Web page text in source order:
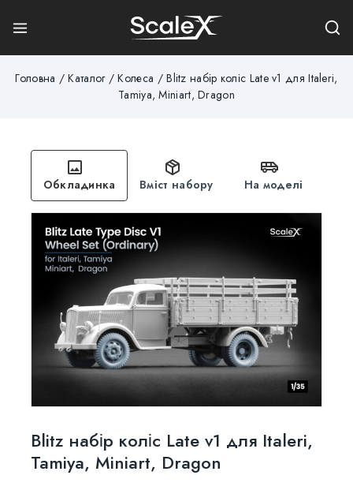
Головна / Каталог / Колеса / Blitz набір коліс Late v1 для Italeri,
Tamiya, Miniart, Dragon
Обкладинка Вміст набору На моделі
Blitz набір коліс Late v1 для Italeri,
Tamiya, Miniart, Dragon